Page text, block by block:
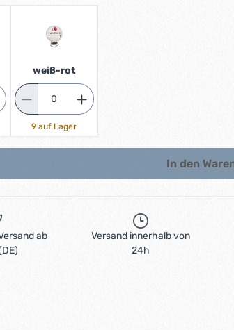
weiß-rot
9 auf Lager
In den
ab
Versand innerhalb von
24h